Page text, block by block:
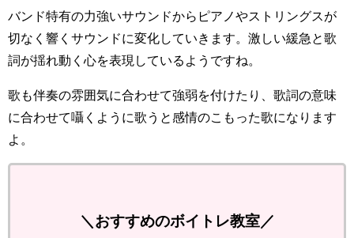
バンド特有の力強いサウンドからピアノやストリングスが
切なく響くサウンドに変化していきます。激しい緩急と歌
詞が揺れ動く心を表現しているようですね。
歌も伴奏の雰囲気に合わせて強弱を付けたり、歌詞の意味
に合わせて囁くように歌うと感情のこもった歌になります
よ。
＼おすすめのボイトレ教室／